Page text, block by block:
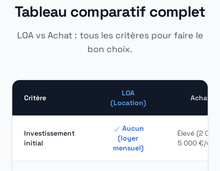
Tableau comparatif complet
LOA vs Achat : tous les critères pour faire le
bon choix.
Critère
LOA
(Location)
Achat
Investissement
initial
Aucun
(loyer
mensuel)
Élevé (2 000
5 000 €/